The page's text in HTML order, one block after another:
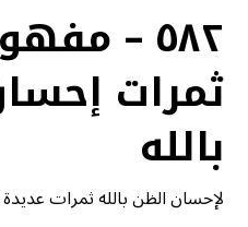
ثمرات
بالله
لإحسان الظن بالله ثمرات